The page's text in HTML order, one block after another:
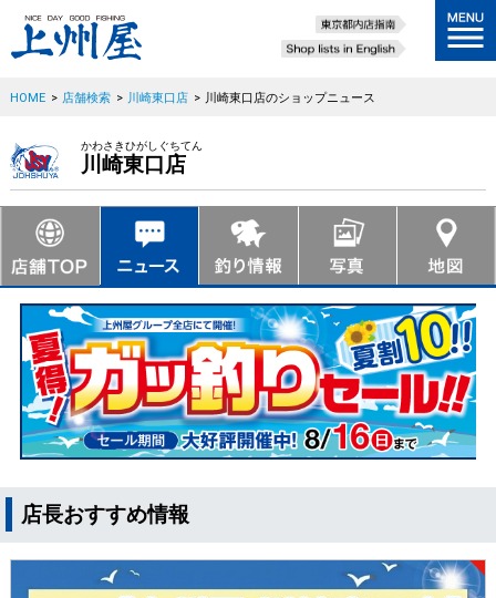
HOME > 店舗検索 > 川崎東口店 > 川崎東口店のショップニュース
かわさきひがしぐちてん
川崎東口店
店長おすすめ情報